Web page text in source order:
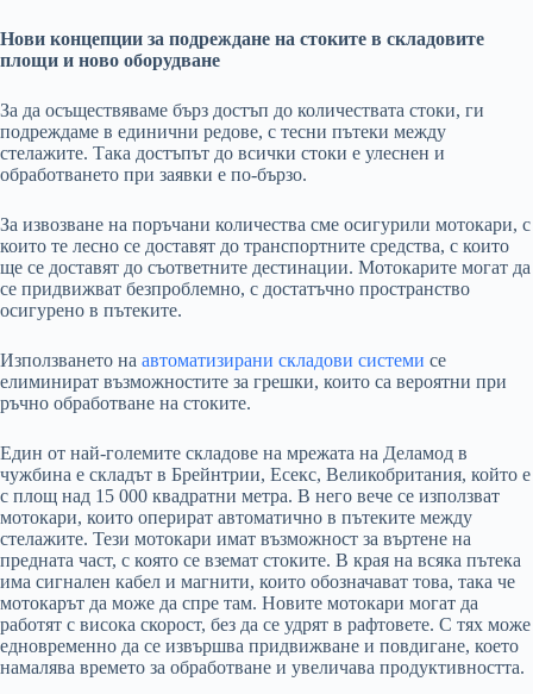
Нови концепции за подреждане на стоките в складовите
площи и ново оборудване
За да осъществяваме бърз достъп до количествата стоки, ги
подреждаме в единични редове, с тесни пътеки между
стелажите. Така достъпът до всички стоки е улеснен и
обработването при заявки е по-бързо.
За извозване на поръчани количества сме осигурили мотокари, с
които те лесно се доставят до транспортните средства, с които
ще се доставят до съответните дестинации. Мотокарите могат да
се придвижват безпроблемно, с достатъчно пространство
осигурено в пътеките.
Използването на автоматизирани складови системи се
елиминират възможностите за грешки, които са вероятни при
ръчно обработване на стоките.
Един от най-големите складове на мрежата на Деламод в
чужбина е складът в Брейнтрии, Есекс, Великобритания, който е
с площ над 15 000 квадратни метра. В него вече се използват
мотокари, които оперират автоматично в пътеките между
стелажите. Тези мотокари имат възможност за въртене на
предната част, с която се вземат стоките. В края на всяка пътека
има сигнален кабел и магнити, които обозначават това, така че
мотокарът да може да спре там. Новите мотокари могат да
работят с висока скорост, без да се удрят в рафтовете. С тях може
едновременно да се извършва придвижване и повдигане, което
намалява времето за обработване и увеличава продуктивността.